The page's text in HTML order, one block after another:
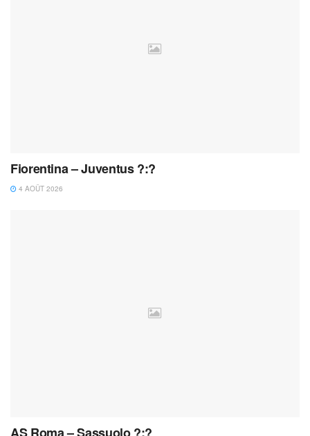
Fiorentina – Juventus ?:?
4 AOÛT 2026
AS Roma – Sassuolo ?:?